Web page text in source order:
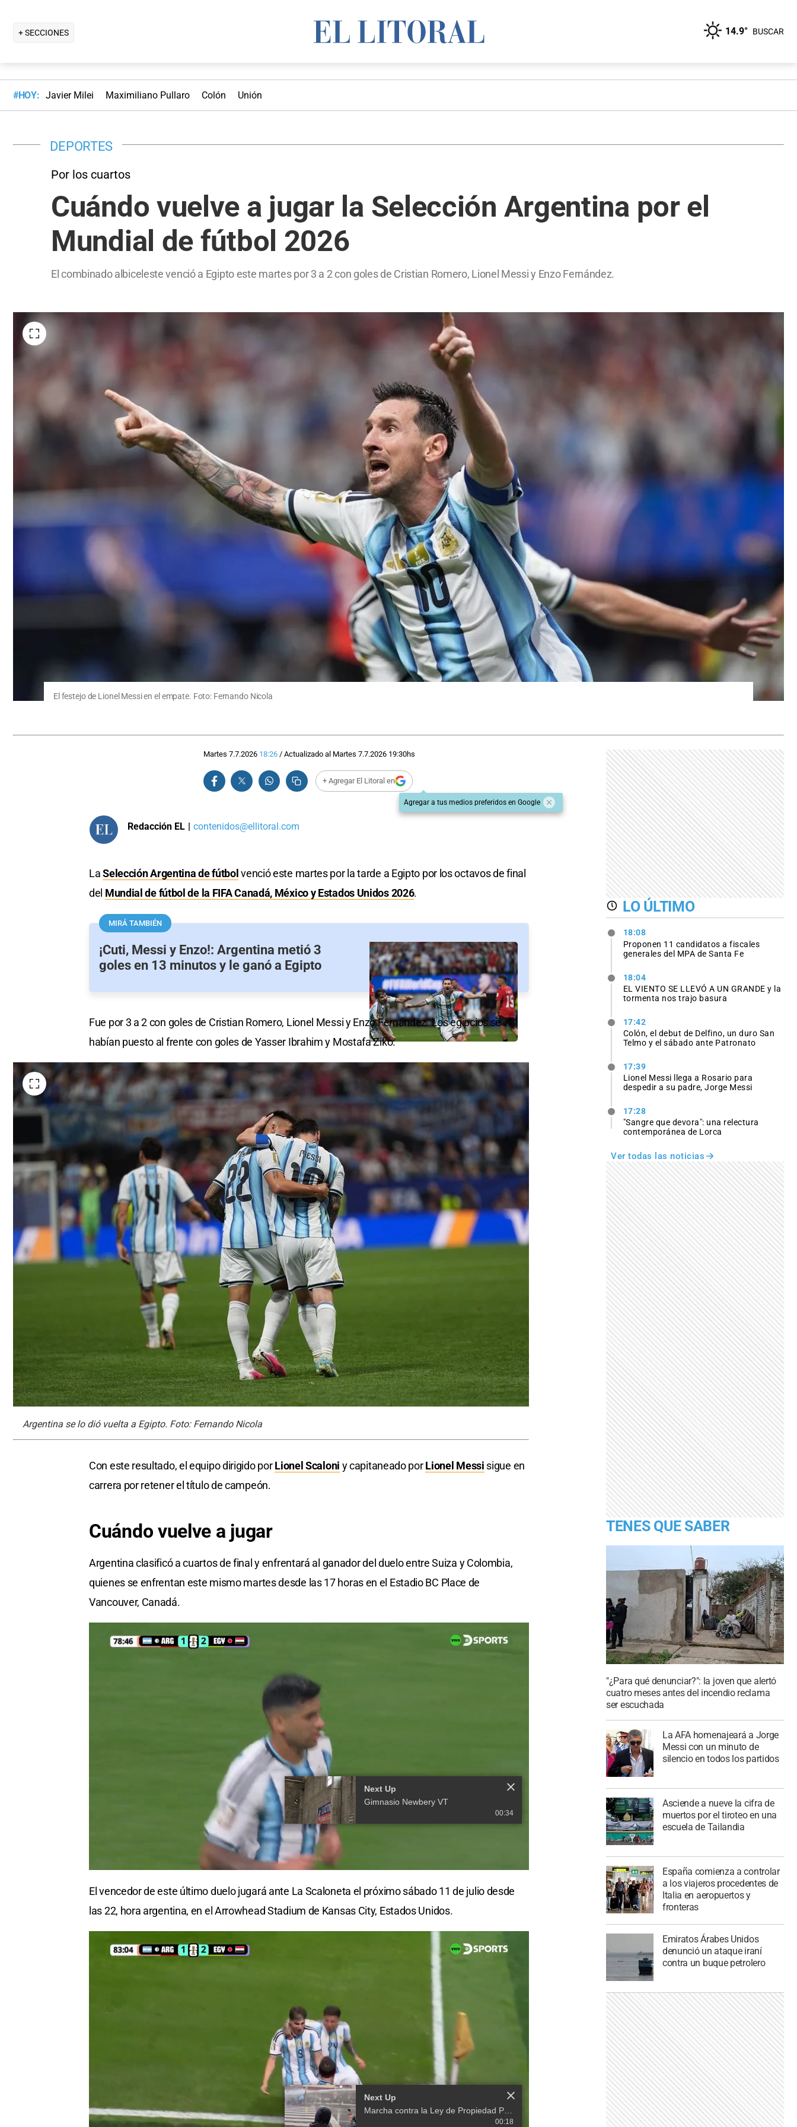
+ SECCIONES 14.9° BUSCAR
#HOY: Javier Milei Maximiliano Pullaro Colón Unión
DEPORTES
Por los cuartos
Cuándo vuelve a jugar la Selección Argentina por el
Mundial de fútbol 2026
El combinado albiceleste venció a Egipto este martes por 3 a 2 con goles de Cristian Romero, Lionel Messi y Enzo Fernández.
El festejo de Lionel Messi en el empate. Foto: Fernando Nicola
Martes 7.7.2026 18:26/ Actualizado al Martes 7.7.2026 19:30hs
+ Agregar El Litoral en
Agregar a tus medios preferidos en Google
Redacción EL | contenidos@ellitoral.com
LaSelección Argentina de fútbol venció este martes por la tarde a Egipto por los octavos de final
del Mundial de fútbol de la FIFA Canadá, México y Estados Unidos 2026.
MIRÁ TAMBIÉN
¡Cuti, Messi y Enzo!: Argentina metió 3
goles en 13 minutos y le ganó a Egipto
Fue por 3 a 2 con goles de Cristian Romero, Lionel Messi y Enzo Fernández. Los egipcios se
habían puesto al frente con goles de Yasser Ibrahim y Mostafa Ziko.
Argentina se lo dió vuelta a Egipto. Foto: Fernando Nicola
Con este resultado, el equipo dirigido porLionel Scaloni y capitaneado porLionel Messi sigue en
carrera por retener el título de campeón.
Cuándo vuelve a jugar
Argentina clasificó a cuartos de final y enfrentará al ganador del duelo entre Suiza y Colombia,
quienes se enfrentan este mismo martes desde las 17 horas en el Estadio BC Place de
Vancouver, Canadá.
El vencedor de este último duelo jugará ante La Scaloneta el próximo sábado 11 de julio desde
las 22, hora argentina, en el Arrowhead Stadium de Kansas City, Estados Unidos.
LO ÚLTIMO
18:08
Proponen 11 candidatos a fiscales
generales del MPA de Santa Fe
18:04
EL VIENTO SE LLEVÓ A UN GRANDE y la
tormenta nos trajo basura
17:42
Colón, el debut de Delfino, un duro San
Telmo y el sábado ante Patronato
17:39
Lionel Messi llega a Rosario para
despedir a su padre, Jorge Messi
17:28
"Sangre que devora": una relectura
contemporánea de Lorca
Ver todas las noticias
TENES QUE SABER
"¿Para qué denunciar?": la joven que alertó
cuatro meses antes del incendio reclama
ser escuchada
La AFA homenajeará a Jorge
Messi con un minuto de
silencio en todos los partidos
Asciende a nueve la cifra de
muertos por el tiroteo en una
escuela de Tailandia
España comienza a controlar
a los viajeros procedentes de
Italia en aeropuertos y
fronteras
Emiratos Árabes Unidos
denunció un ataque iraní
contra un buque petrolero